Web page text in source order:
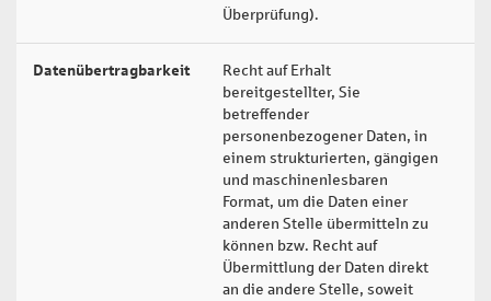
Überprüfung).
Datenübertragbarkeit
Recht auf Erhalt
bereitgestellter, Sie
betreffender
personenbezogener Daten, in
einem strukturierten, gängigen
und maschinenlesbaren
Format, um die Daten einer
anderen Stelle übermitteln zu
können bzw. Recht auf
Übermittlung der Daten direkt
an die andere Stelle, soweit